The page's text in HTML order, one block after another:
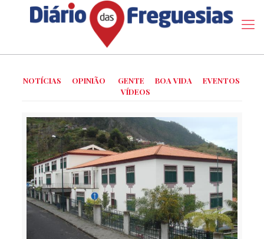
NOTÍCIAS OPINIÃO GENTE BOA VIDA
EVENTOS
VÍDEOS